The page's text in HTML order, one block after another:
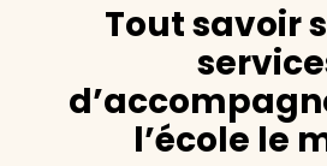
Tout savoir
l’école le